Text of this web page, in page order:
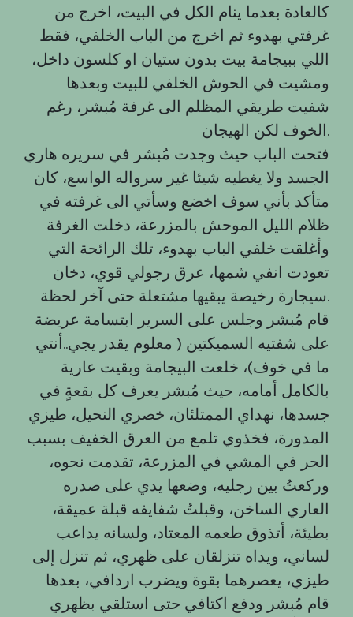
كالعادة بعدما ينام الكل في البيت، اخرج من
غرفتي بهدوء ثم اخرج من الباب الخلفي، فقط
اللي ببيجامة بيت بدون ستيان او كلسون داخل،
ومشيت في الحوش الخلفي للبيت وبعدها
شفيت طريقي المظلم الى غرفة مُبشر، رغم
الخوف لكن الهيجان.
فتحت الباب حيث وجدت مُبشر في سريره هاري
الجسد ولا يغطيه شيئا غير سرواله الواسع، كان
متأكد بأني سوف اخضع وسأتي الى غرفته في
ظلام الليل الموحش بالمزرعة، دخلت الغرفة
وأغلقت خلفي الباب بهدوء، تلك الرائحة التي
تعودت انفي شمها، عرق رجولي قوي، دخان
سيجارة رخيصة يبقيها مشتعلة حتى آخر لحظة.
قام مُبشر وجلس على السرير ابتسامة عريضة
على شفتيه السميكتين ( معلوم يقدر يجي..أنتي
ما في خوف)، خلعت البيجامة وبقيت عارية
بالكامل أمامه، حيث مُبشر يعرف كل بقعةٍ في
جسدها، نهداي الممتلئان، خصري النحيل، طيزي
المدورة، فخذوي تلمع من العرق الخفيف بسبب
الحر في المشي في المزرعة، تقدمت نحوه،
وركعتُ بين رجليه، وضعها يدي على صدره
العاري الساخن، وقبلتُ شفايفه قبلة عميقة،
بطيئة، أتذوق طعمه المعتاد، ولسانه يداعب
لساني، ويداه تنزلقان على ظهري، ثم تنزل إلى
طيزي، يعصرهما بقوة ويضرب اردافي، بعدها
قام مُبشر ودفع اكتافي حتى استلقي بظهري